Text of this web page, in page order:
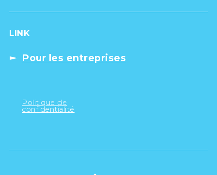
LINK
Pour les entreprises
Politique de
confidentialité